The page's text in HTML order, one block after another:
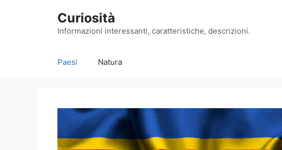
Curiosità
Informazioni interessanti, caratteristiche, descrizioni.
Paesi Natura